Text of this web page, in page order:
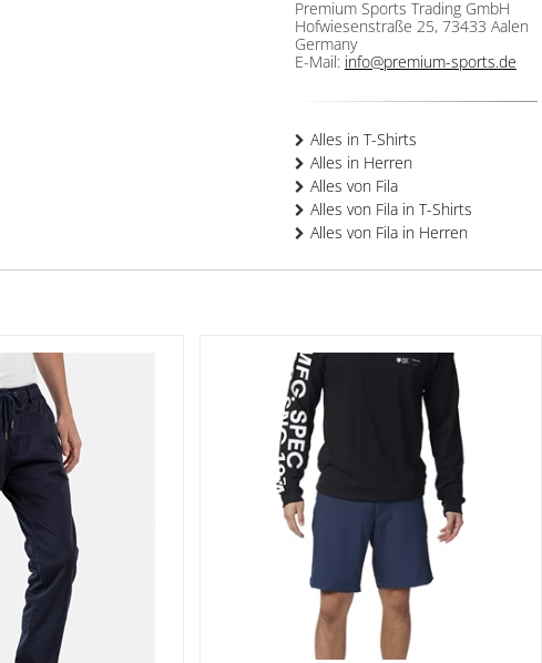
Premium Sports Trading GmbH
Hofwiesenstraße 25, 73433 Aalen
Germany
E-Mail: info@premium-sports.de
Alles in T-Shirts
Alles in Herren
Alles von Fila
Alles von Fila in T-Shirts
Alles von Fila in Herren